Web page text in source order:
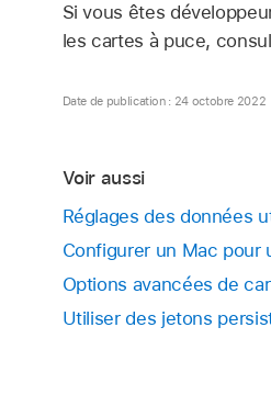
Si vous êtes
les cartes à puce,
Date de publication : 24 octobre 2022
Voir aussi
Réglages des données
Configurer un Mac
Options avancées de
Utiliser des jetons